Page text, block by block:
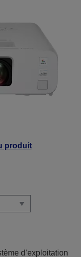
produit
d’exploitation